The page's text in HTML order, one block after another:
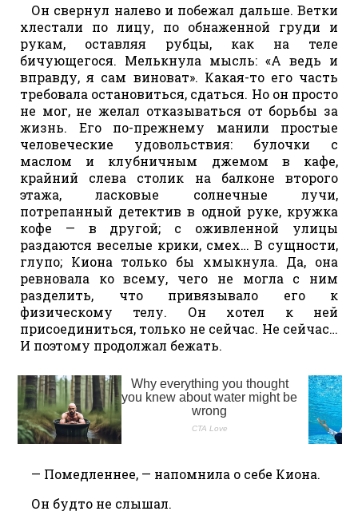
Он свернул налево и побежал дальше. Ветки
хлестали по лицу, по обнаженной груди и
рукам, оставляя рубцы, как на теле
бичующегося. Мелькнула мысль: «А ведь и
вправду, я сам виноват». Какая-то его часть
требовала остановиться, сдаться. Но он просто
не мог, не желал отказываться от борьбы за
жизнь. Его по-прежнему манили простые
человеческие удовольствия: булочки с
маслом и клубничным джемом в кафе,
крайний слева столик на балконе второго
этажа, ласковые солнечные лучи,
потрепанный детектив в одной руке, кружка
кофе — в другой; с оживленной улицы
раздаются веселые крики, смех… В сущности,
глупо; Киона только бы хмыкнула. Да, она
ревновала ко всему, чего не могла с ним
разделить, что привязывало его к
физическому телу. Он хотел к ней
присоединиться, только не сейчас. Не сейчас…
И поэтому продолжал бежать.
— Помедленнее, — напомнила о себе Киона.
Он будто не слышал.